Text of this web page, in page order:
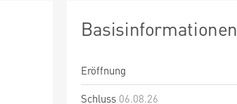
Basisinformationen
Eröffnung
Schluss 06.08.26